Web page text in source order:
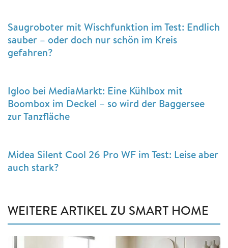
Saugroboter mit Wischfunktion im Test: Endlich
sauber – oder doch nur schön im Kreis
gefahren?
Igloo bei MediaMarkt: Eine Kühlbox mit
Boombox im Deckel – so wird der Baggersee
zur Tanzfläche
Midea Silent Cool 26 Pro WF im Test: Leise aber
auch stark?
WEITERE ARTIKEL ZU SMART HOME